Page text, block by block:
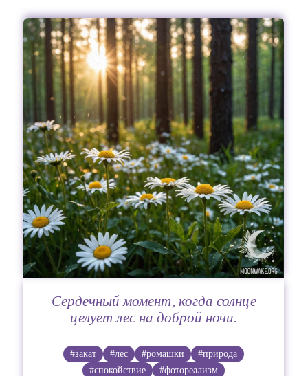
Сердечный момент, когда солнце
целует лес на доброй ночи.
#закат #лес #ромашки
#природа
#спокойствие
#фотореализм